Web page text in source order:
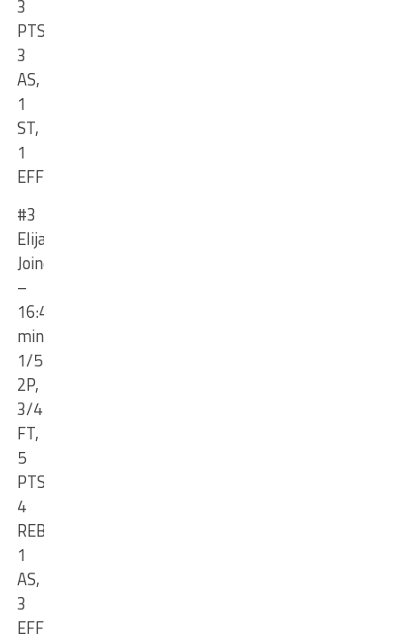
3
PTS,
3
AS,
1
ST,
1
EFF
#3
Elijah
Joiner
–
16:40
min,
1/5
2P,
3/4
FT,
5
PTS,
4
REB,
1
AS,
3
EFF